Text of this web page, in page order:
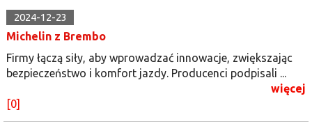
2024-12-23
Michelin z Brembo
Firmy łączą siły, aby wprowadzać innowacje, zwiększając
bezpieczeństwo i komfort jazdy. Producenci podpisali ...
więcej
[0]